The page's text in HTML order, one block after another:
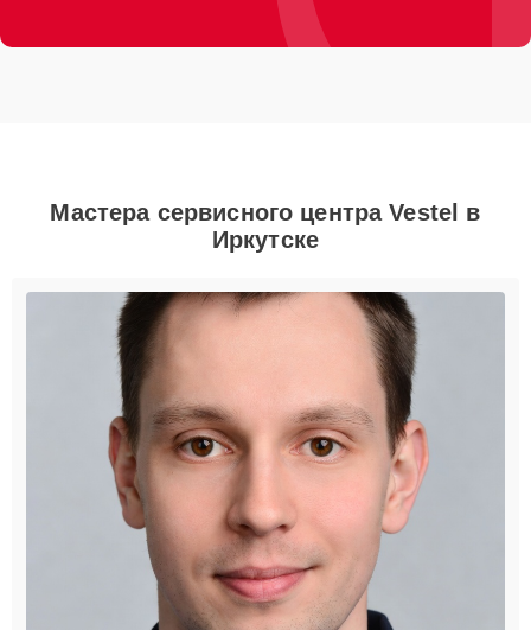
Мастера сервисного центра Vestel в
Иркутске